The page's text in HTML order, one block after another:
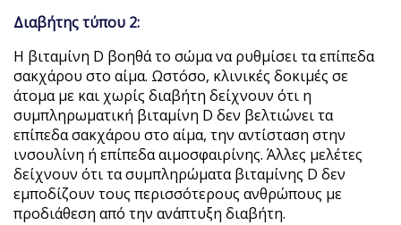
Διαβήτης τύπου 2:
Η βιταμίνη D βοηθά το σώμα να ρυθμίσει τα επίπεδα
σακχάρου στο αίμα. Ωστόσο, κλινικές δοκιμές σε
άτομα με και χωρίς διαβήτη δείχνουν ότι η
συμπληρωματική βιταμίνη D δεν βελτιώνει τα
επίπεδα σακχάρου στο αίμα, την αντίσταση στην
ινσουλίνη ή επίπεδα αιμοσφαιρίνης. Άλλες μελέτες
δείχνουν ότι τα συμπληρώματα βιταμίνης D δεν
εμποδίζουν τους περισσότερους ανθρώπους με
προδιάθεση από την ανάπτυξη διαβήτη.